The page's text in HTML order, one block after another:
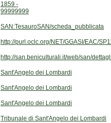
1859 -
99999999
SAN:TesauroSAN/scheda_pubblicata
http://purl.oclc.org/NET/GGASI/EAC/
http://san.beniculturali.it/web/san/
Sant'Angelo dei Lombardi
Sant'Angelo dei Lombardi
Sant'Angelo dei Lombardi
Tribunale di Sant'Angelo dei Lombardi